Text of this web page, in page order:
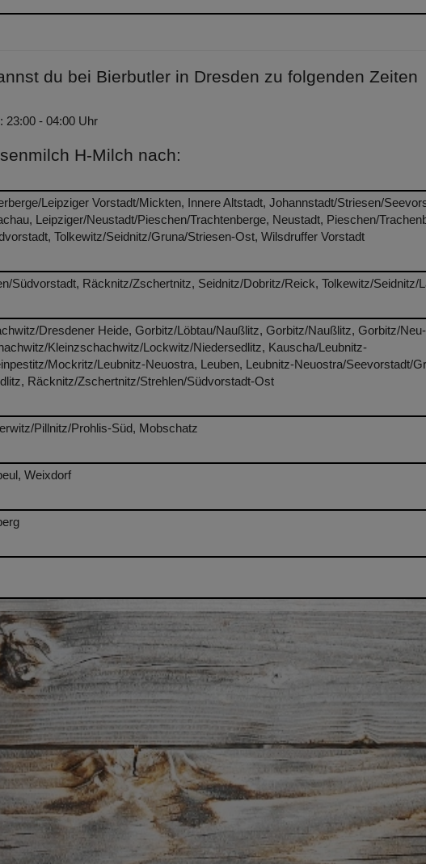
du bei Bierbutler in Dresden zu folgenden Zeiten
23:00 - 04:00 Uhr
H-Milch nach:
Leipziger Vorstadt/Mickten, Innere Altstadt, Johannstadt/Striesen/
Leipziger/Neustadt/Pieschen/Trachtenberge, Neustadt, Pieschen/
Tolkewitz/Seidnitz/Gruna/Striesen-Ost, Wilsdruffer Vorstadt
Südvorstadt, Räcknitz/Zschertnitz, Seidnitz/Dobritz/Reick, Tolkewitz/Seidnitz/
Dresdener Heide, Gorbitz/Löbtau/Naußlitz, Gorbitz/Naußlitz, Gorbitz/Neu-
Kleinzschachwitz/Lockwitz/Niedersedlitz, Kauscha/Leubnitz-
Mockritz/Leubnitz-Neuostra, Leuben, Leubnitz-Neuostra/Seevorstadt/
Räcknitz/Zschertnitz/Strehlen/Südvorstadt-Ost
Pillnitz/Prohlis-Süd, Mobschatz
Weixdorf